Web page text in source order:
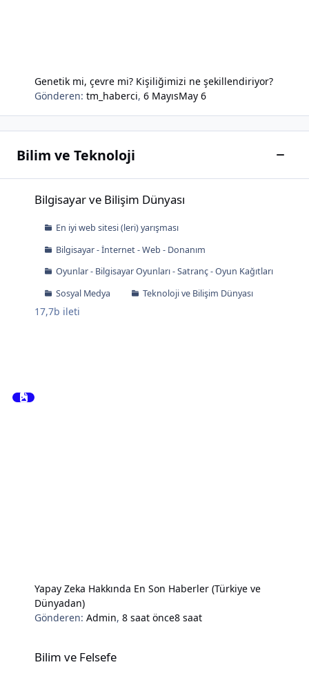
Genetik mi, çevre mi? Kişiliğimizi ne şekillendiriyor?
Gönderen:tm_haberci,6 MayısMay 6
Bilim ve Teknoloji
Bilgisayar ve Bilişim Dünyası
En iyi web sitesi (leri) yarışması
Bilgisayar - İnternet - Web - Donanım
Oyunlar - Bilgisayar Oyunları - Satranç - Oyun Kağıtları
Sosyal Medya
Teknoloji ve Bilişim Dünyası
17,7b ileti
Yapay Zeka Hakkında En Son Haberler (Türkiye ve
Dünyadan)
Gönderen:Admin,8 saat önce8 saat
Bilim ve Felsefe